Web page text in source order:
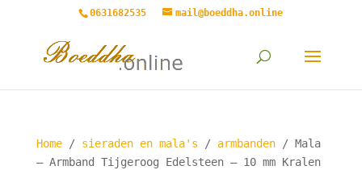
0631682535 mail@boeddha.online
Home/ sieraden en mala's / armbanden/ Mala
– Armband Tijgeroog Edelsteen – 10 mm Kralen